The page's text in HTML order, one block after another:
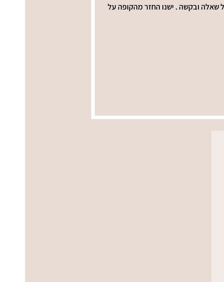
שאלה ובקשה . ישנו החזר מהקופה על